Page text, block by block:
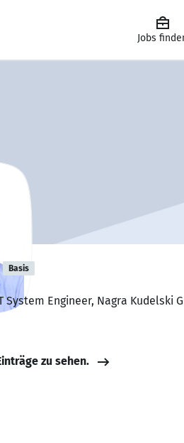
Jobs
Basis
System Engineer, Nagra Kudelski
zu sehen.